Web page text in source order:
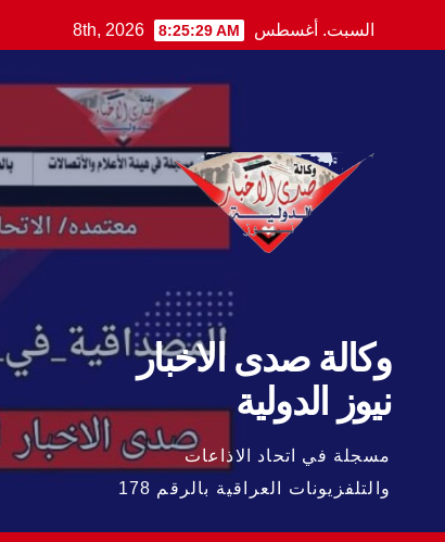
to
السبت. أغسطس 8th, 2026 8:25:31 AM
وكالة صدى الاخبار
نيوز الدولية
مسجلة في اتحاد الاذاعات
والتلفزيونات العراقية بالرقم 178